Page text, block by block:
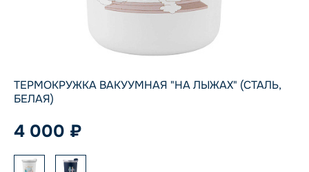
ТЕРМОКРУЖКА ВАКУУМНАЯ "НА ЛЫЖАХ" (СТАЛЬ,
БЕЛАЯ)
4 000 ₽